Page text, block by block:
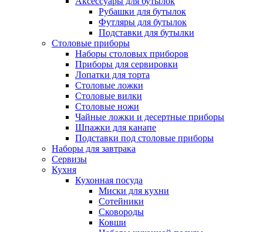
Рубашки для бутылок
Футляры для бутылок
Подставки для бутылки
Столовые приборы
Наборы столовых приборов
Приборы для сервировки
Лопатки для торта
Столовые ложки
Столовые вилки
Столовые ножи
Чайные ложки и десертные приборы
Шпажки для канапе
Подставки под столовые приборы
Наборы для завтрака
Сервизы
Кухня
Кухонная посуда
Миски для кухни
Сотейники
Сковороды
Ковши